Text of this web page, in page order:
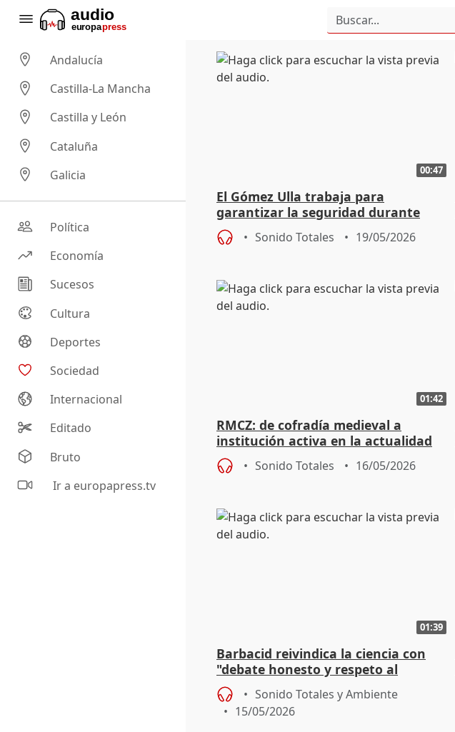
Andalucía
Castilla-La Mancha
Castilla y León
Cataluña
Galicia
Política
Economía
Sucesos
Cultura
Deportes
Sociedad
Internacional
Editado
Bruto
Ir a europapress.tv
00:47
El Gómez Ulla trabaja para
garantizar la seguridad durante
visitas a pacientes en cuarentena
Sonido Totales 19/05/2026
01:42
RMCZ: de cofradía medieval a
institución activa en la actualidad
Sonido Totales 16/05/2026
01:39
Barbacid reivindica la ciencia con
"debate honesto y respeto al
disidente"
Sonido Totales y Ambiente
15/05/2026